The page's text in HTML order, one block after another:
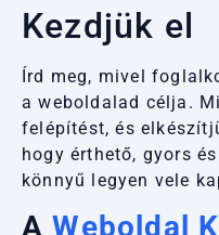
Kezdjük el
Írd meg, mivel
a weboldalad célja.
felépítést, és
hogy érthető, gyors
könnyű legyen vele
AWeboldal